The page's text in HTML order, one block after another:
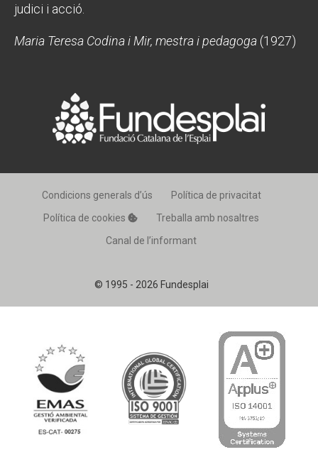
judici i acció.
Maria Teresa Codina i Mir, mestra i pedagoga (1927)
© 1995 - 2026 Fundesplai
Condicions generals d’ús
Política de privacitat
Política de cookies
Treballa amb nosaltres
Canal de l’informant